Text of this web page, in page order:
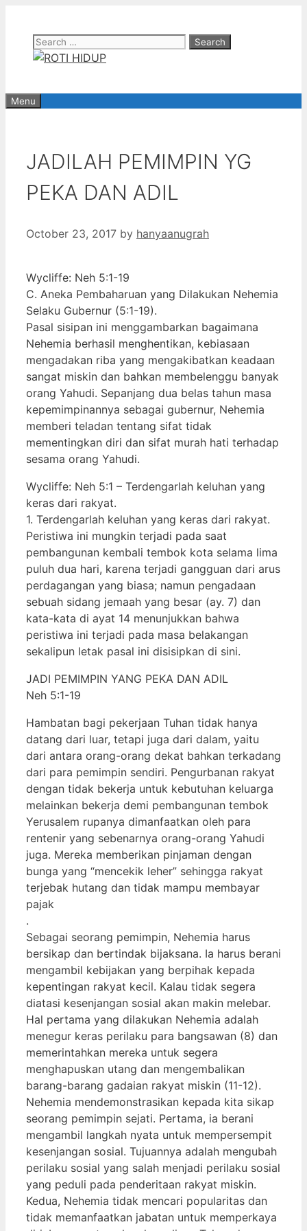
contentSearch
for:
Menu
JADILAH PEMIMPIN YG
PEKA DAN ADIL
October 23, 2017 by hanyaanugrah
Wycliffe: Neh 5:1-19
C. Aneka Pembaharuan yang Dilakukan Nehemia
Selaku Gubernur (5:1-19).
Pasal sisipan ini menggambarkan bagaimana
Nehemia berhasil menghentikan, kebiasaan
mengadakan riba yang mengakibatkan keadaan
sangat miskin dan bahkan membelenggu banyak
orang Yahudi. Sepanjang dua belas tahun masa
kepemimpinannya sebagai gubernur, Nehemia
memberi teladan tentang sifat tidak
mementingkan diri dan sifat murah hati terhadap
sesama orang Yahudi.
Wycliffe: Neh 5:1 – Terdengarlah keluhan yang
keras dari rakyat.
1. Terdengarlah keluhan yang keras dari rakyat.
Peristiwa ini mungkin terjadi pada saat
pembangunan kembali tembok kota selama lima
puluh dua hari, karena terjadi gangguan dari arus
perdagangan yang biasa; namun pengadaan
sebuah sidang jemaah yang besar (ay. 7) dan
kata-kata di ayat 14 menunjukkan bahwa
peristiwa ini terjadi pada masa belakangan
sekalipun letak pasal ini disisipkan di sini.
JADI PEMIMPIN YANG PEKA DAN ADIL
Neh 5:1-19
Hambatan bagi pekerjaan Tuhan tidak hanya
datang dari luar, tetapi juga dari dalam, yaitu
dari antara orang-orang dekat bahkan terkadang
dari para pemimpin sendiri. Pengurbanan rakyat
dengan tidak bekerja untuk kebutuhan keluarga
melainkan bekerja demi pembangunan tembok
Yerusalem rupanya dimanfaatkan oleh para
rentenir yang sebenarnya orang-orang Yahudi
juga. Mereka memberikan pinjaman dengan
bunga yang “mencekik leher” sehingga rakyat
terjebak hutang dan tidak mampu membayar
pajak
.
Sebagai seorang pemimpin, Nehemia harus
bersikap dan bertindak bijaksana. Ia harus berani
mengambil kebijakan yang berpihak kepada
kepentingan rakyat kecil. Kalau tidak segera
diatasi kesenjangan sosial akan makin melebar.
Hal pertama yang dilakukan Nehemia adalah
menegur keras perilaku para bangsawan (8) dan
memerintahkan mereka untuk segera
menghapuskan utang dan mengembalikan
barang-barang gadaian rakyat miskin (11-12).
Nehemia mendemonstrasikan kepada kita sikap
seorang pemimpin sejati. Pertama, ia berani
mengambil langkah nyata untuk mempersempit
kesenjangan sosial. Tujuannya adalah mengubah
perilaku sosial yang salah menjadi perilaku sosial
yang peduli pada penderitaan rakyat miskin.
Kedua, Nehemia tidak mencari popularitas dan
tidak memanfaatkan jabatan untuk memperkaya